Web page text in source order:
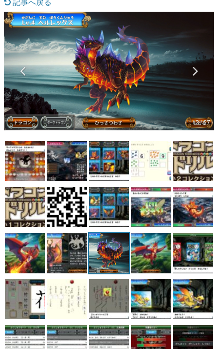
具体的な形から解き明かしていく、硬派で骨太な評論連載
です。
ゲームが変えた日本語
「経験値」「裏技」「ラスボス」… ゲームにまつわる言葉
の起源や用法の変遷を、コンピューター文化史研究家・タ
イニーP氏が徹底調査。
カテゴリ
特集記事
マンガ
女性向け
アプリレビュー
その他
電ファミニコゲーマーとは？
運営：株式会社マレ
13 / 27